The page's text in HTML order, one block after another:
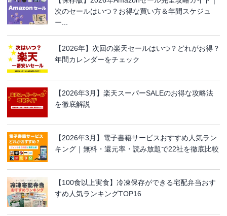
次のセールはいつ？お得な買い方＆年間スケジュ
ー...
【2026年】次回の楽天セールはいつ？どれがお得？
年間カレンダーをチェック
【2026年3月】楽天スーパーSALEのお得な攻略法
を徹底解説
【2026年3月】電子書籍サービスおすすめ人気ラン
キング｜無料・還元率・読み放題で22社を徹底比較
【100食以上実食】冷凍保存ができる宅配弁当おす
すめ人気ランキングTOP16